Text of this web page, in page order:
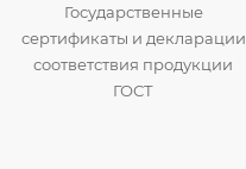
Государственные
сертификаты и декларации
соответствия продукции
ГОСТ